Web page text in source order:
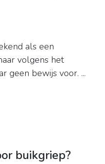
als een
volgens het
geen bewijs voor. ...
buikgriep?